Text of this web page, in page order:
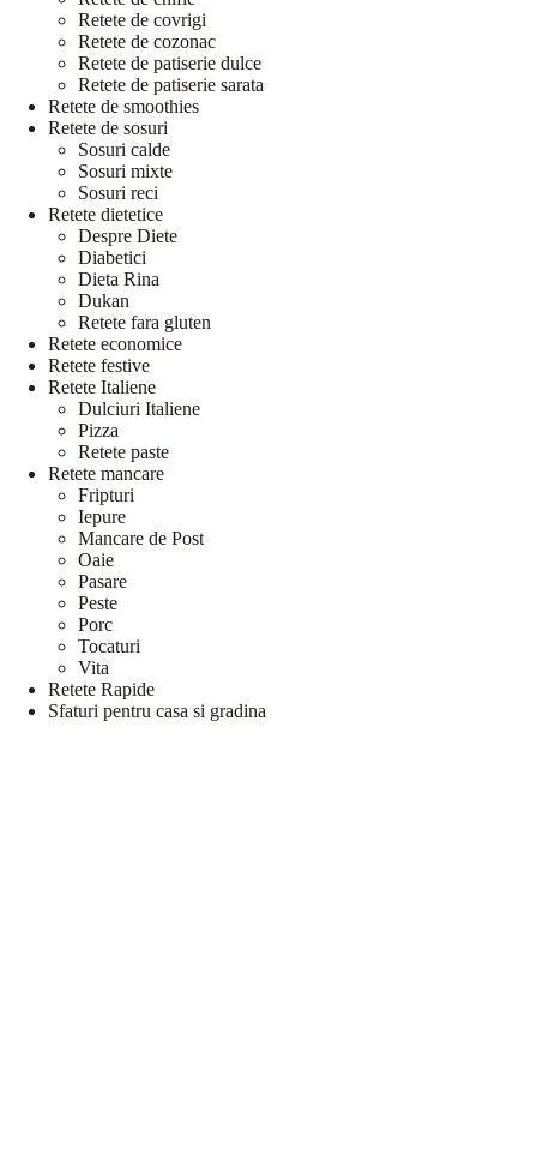
Retete de covrigi
Retete de cozonac
Retete de patiserie dulce
Retete de patiserie sarata
Retete de smoothies
Retete de sosuri
Sosuri calde
Sosuri mixte
Sosuri reci
Retete dietetice
Despre Diete
Diabetici
Dieta Rina
Dukan
Retete fara gluten
Retete economice
Retete festive
Retete Italiene
Dulciuri Italiene
Pizza
Retete paste
Retete mancare
Fripturi
Iepure
Mancare de Post
Oaie
Pasare
Peste
Porc
Tocaturi
Vita
Retete Rapide
Sfaturi pentru casa si gradina